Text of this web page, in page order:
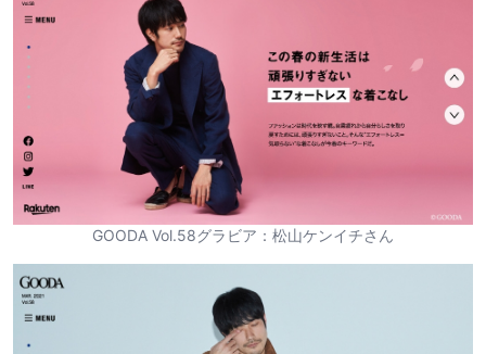
GOODA Vol.58グラビア：松山ケンイチさん